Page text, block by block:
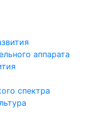
аппарата
спектра